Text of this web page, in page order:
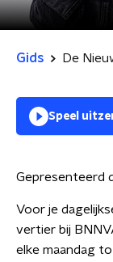
Gids De
Speel
Gepresenteerd
Voor je
vertier bij
elke maandag